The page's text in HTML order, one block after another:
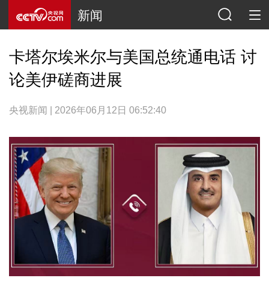
新闻
卡塔尔埃米尔与美国总统通电话 讨
论美伊磋商进展
央视新闻 | 2026年06月12日 06:52:40